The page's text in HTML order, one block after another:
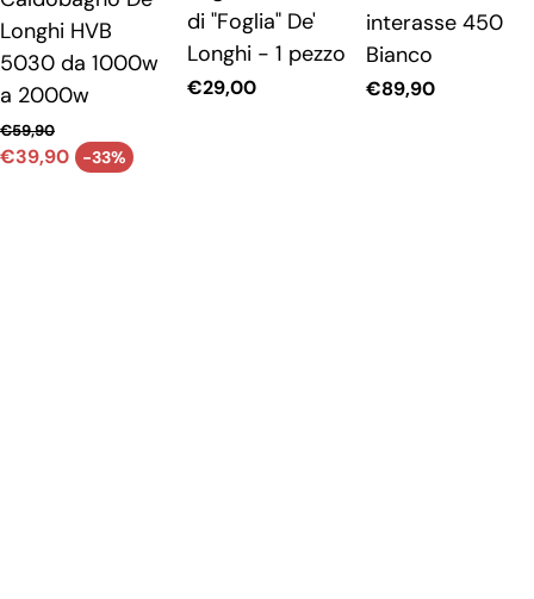
Longhi HVB
5030 da 1000w
a 2000w
€39,90 -33%
Prezzo originale
Prezzo attuale
€59,90
di "Foglia" De'
Longhi - 1 pezzo
Prezzo
€29,00
interasse 450
Bianco
Prezzo
€89,90